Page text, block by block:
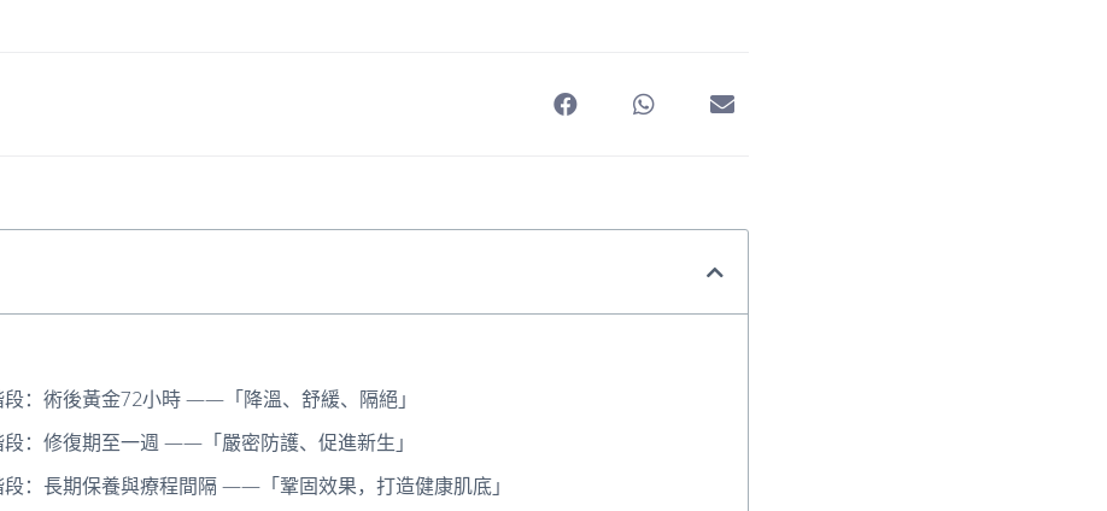
段：術後黃金72小時 ——「降溫、舒緩、隔絕」
段：修復期至一週 ——「嚴密防護、促進新生」
段：長期保養與療程間隔 ——「鞏固效果，打造健康肌底」